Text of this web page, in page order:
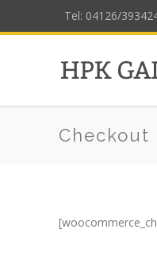
Tel: 04126/
Checkout